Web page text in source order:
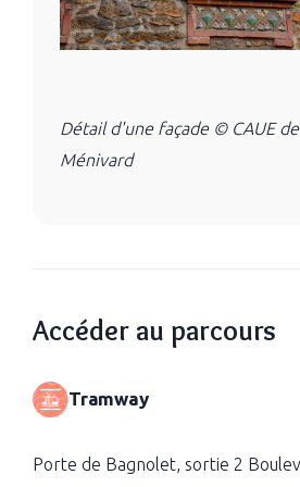
Détail d'une façade © CAUE de
Ménivard
Accéder au parcours
Tramway
Porte de Bagnolet, sortie 2